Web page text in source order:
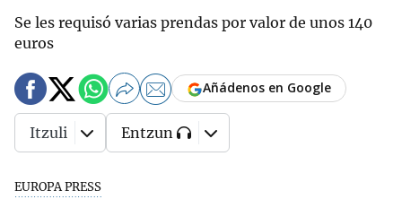
Se les requisó varias prendas por valor de unos 140
euros
EUROPA PRESS
Añádenos en Google
Itzuli Entzun